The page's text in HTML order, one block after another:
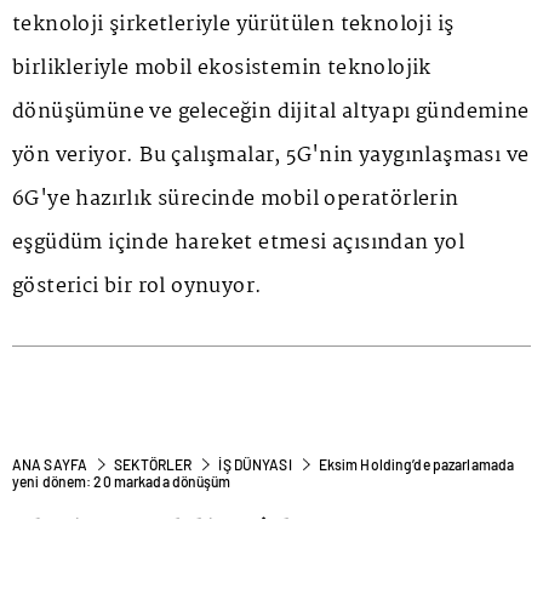
teknoloji şirketleriyle yürütülen teknoloji iş
birlikleriyle mobil ekosistemin teknolojik
dönüşümüne ve geleceğin dijital altyapı gündemine
yön veriyor. Bu çalışmalar, 5G'nin yaygınlaşması ve
6G'ye hazırlık sürecinde mobil operatörlerin
eşgüdüm içinde hareket etmesi açısından yol
gösterici bir rol oynuyor.
ANA SAYFA SEKTÖRLER İŞ DÜNYASI
Eksim Holding’de pazarlamada
yeni dönem: 20 markada dönüşüm
Eksim Holding’de